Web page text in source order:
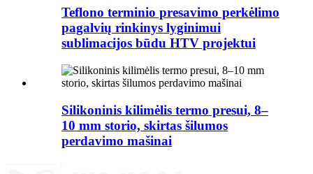
Teflono terminio presavimo perkėlimo
pagalvių rinkinys lyginimui
sublimacijos būdu HTV projektui
Silikoninis kilimėlis termo presui, 8–
10 mm storio, skirtas šilumos
perdavimo mašinai